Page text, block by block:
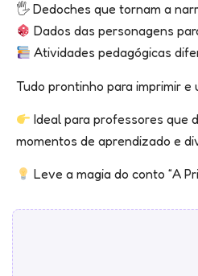
🖐️ Dedoches que tornam a
Dados das personagens
Atividades pedagógicas
Tudo prontinho para imprimir
Ideal para professores que
momentos de aprendizado e
Leve a magia do conto “A